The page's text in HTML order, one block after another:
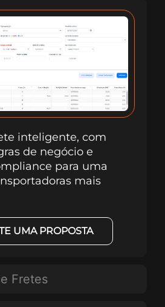
Fretes
inteligente, com
de negócio e
para uma
mais
UMA PROPOSTA